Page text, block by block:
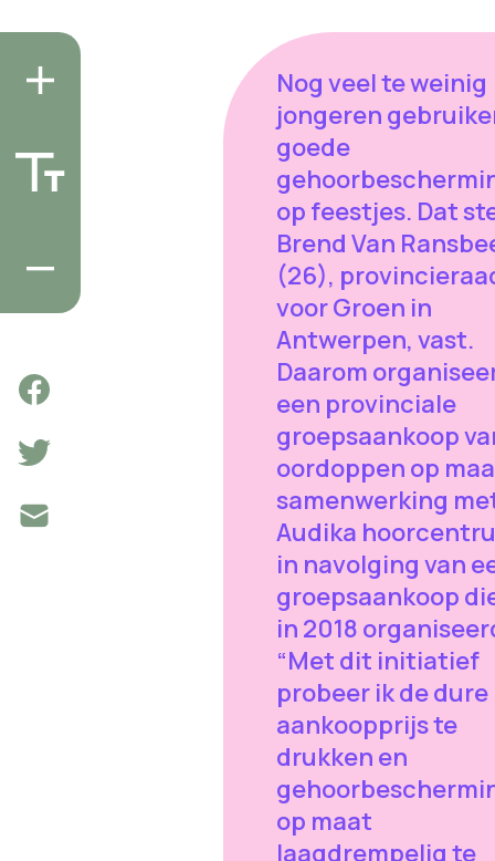
Nog veel te weinig
jongeren
goede
op feestjes. Dat
Brend Van
(26),
voor Groen in
Antwerpen, vast.
Daarom
een provinciale
groepsaankoop
oordoppen op
samenwerking
Audika
in navolging van
groepsaankoop
in 2018
“Met dit initiatief
probeer ik de dure
aankoopprijs te
drukken en
op maat
laagdrempelig te